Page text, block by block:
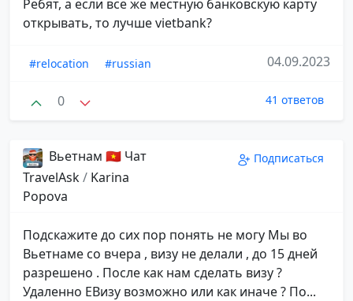
Ребят, а если все же местную банковскую карту
открывать, то лучше vietbank?
#relocation #russian 04.09.2023
0 41 ответов
Вьетнам 🇻🇳 Чат
TravelAsk/ Karina
Popova
Подписаться
Подскажите до сих пор понять не могу Мы во
Вьетнаме со вчера , визу не делали , до 15 дней
разрешено . После как нам сделать визу ?
Удаленно ЕВизу возможно или как иначе ? По...